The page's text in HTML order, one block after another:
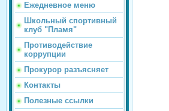
Ежедневное меню
Школьный спортивный
клуб "Пламя"
Противодействие
коррупции
Прокурор разъясняет
Контакты
Полезные ссылки